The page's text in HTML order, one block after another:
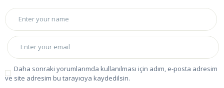
Daha sonraki yorumlarımda kullanılması için adım, e-posta adresim
ve site adresim bu tarayıcıya kaydedilsin.